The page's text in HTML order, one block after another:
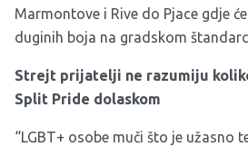
Marmontove i Rive do Pjace gdje
duginih boja na gradskom
Strejt prijatelji ne razumiju
Split Pride dolaskom
“LGBT+ osobe muči što je užasno